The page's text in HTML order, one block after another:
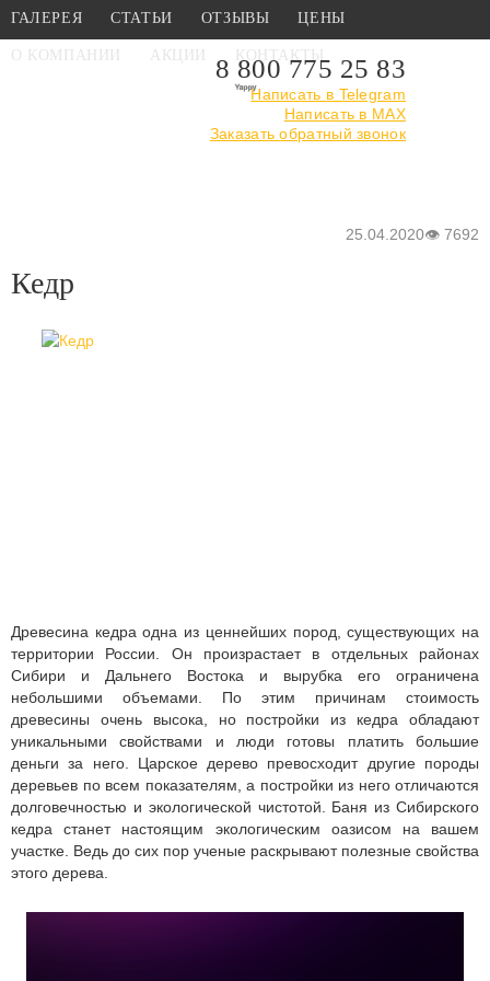
ГАЛЕРЕЯ СТАТЬИ ОТЗЫВЫ ЦЕНЫ
О КОМПАНИИ АКЦИИ КОНТАКТЫ
8 800 775 25 83
Написать в Telegram
Написать в MAX
Заказать обратный звонок
25.04.2020👁 7692
Кедр
Древесина кедра одна из ценнейших пород, существующих на
территории России. Он произрастает в отдельных районах
Сибири и Дальнего Востока и вырубка его ограничена
небольшими объемами. По этим причинам стоимость
древесины очень высока, но постройки из кедра обладают
уникальными свойствами и люди готовы платить большие
деньги за него. Царское дерево превосходит другие породы
деревьев по всем показателям, а постройки из него отличаются
долговечностью и экологической чистотой. Баня из Сибирского
кедра станет настоящим экологическим оазисом на вашем
участке. Ведь до сих пор ученые раскрывают полезные свойства
этого дерева.